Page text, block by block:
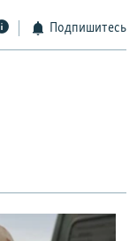
Подпишитесь